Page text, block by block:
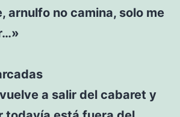
arnulfo no camina, solo me
a salir del cabaret y